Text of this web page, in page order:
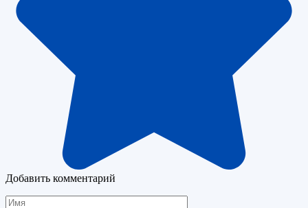
Добавить комментарий
Имя